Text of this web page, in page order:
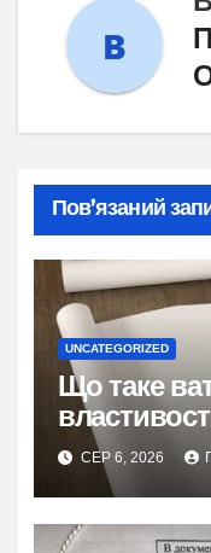
Пов’язаний
UNCATEGORIZED
Що таке
СЕР 6, 2026